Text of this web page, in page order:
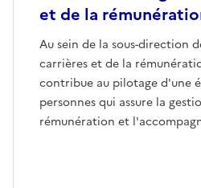
et de la
Au sein de la sous-direction
carrières et de la
contribue au pilotage d'une
personnes qui assure la
rémunération et